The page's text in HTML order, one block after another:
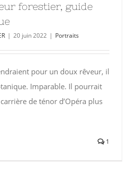
forestier, guide
| 20 juin 2022 | Portraits
pour un doux rêveur, il
Imparable. Il pourrait
de ténor d’Opéra plus
1